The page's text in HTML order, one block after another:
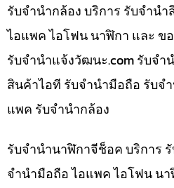
รับจำนำกล้อง บริการ รับจำน
ไอแพค ไอโฟน นาฬิกา และ ข
รับจํานําแจ้งวัฒนะ.com รับจำ
สินค้าไอที รับจำนำมือถือ รับจ
แพค รับจำนำกล้อง
รับจำนำนาฬิกาจีช็อค บริการ
จำนำมือถือ ไอแพค ไอโฟน น